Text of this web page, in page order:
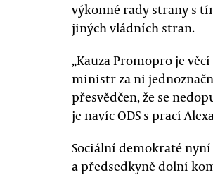
výkonné rady strany s
jiných vládních stran.
„Kauza Promopro je
ministr za ni
přesvědčen, že se
je navíc ODS s prací
Sociální demokraté
a předsedkyně dolní